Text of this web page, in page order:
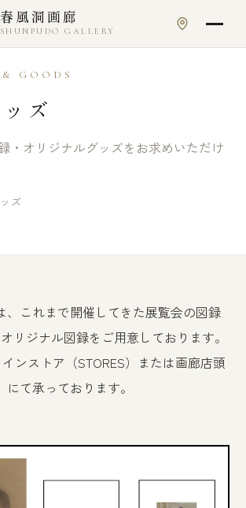
春風洞画廊
SHUNPUDO GALLERY
GOODS
ズ
・オリジナルグッズをお求めいただけ
ズ
、これまで開催してきた展覧会の図録
リジナル図録をご用意しております。
ンストア（STORES）または画廊店頭
にて承っております。